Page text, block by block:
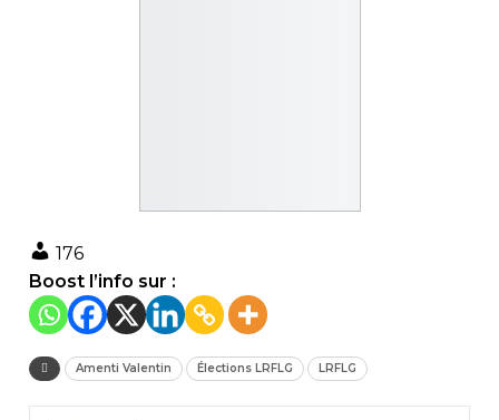
176
Boost l’info sur :
Amenti Valentin Élections LRFLG LRFLG